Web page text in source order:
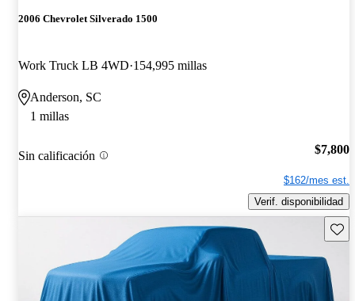
2006 Chevrolet Silverado 1500
Work Truck LB 4WD 154,995 millas
Anderson, SC
1 millas
Sin calificación $7,800
$162/mes est.
Verif. disponibilidad